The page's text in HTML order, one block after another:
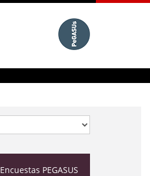
Encuestas PEGASUS